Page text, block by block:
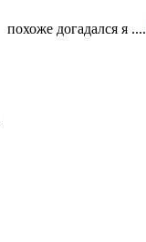
похоже догадался я ....